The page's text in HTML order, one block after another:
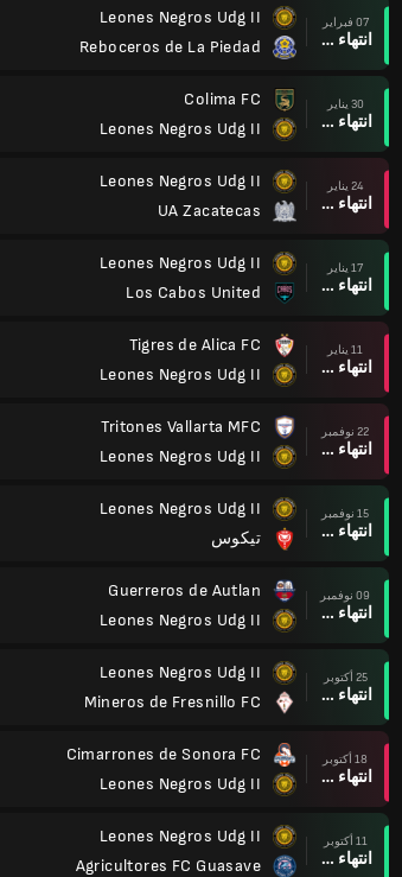
07 فبراير
انتهاء وقت المباراة
Leones Negros Udg II
Reboceros de La Piedad
30 يناير
انتهاء وقت المباراة
Colima FC
Leones Negros Udg II
24 يناير
انتهاء وقت المباراة
Leones Negros Udg II
UA Zacatecas
17 يناير
انتهاء وقت المباراة
Leones Negros Udg II
Los Cabos United
11 يناير
انتهاء وقت المباراة
Tigres de Alica FC
Leones Negros Udg II
22 نوفمبر
انتهاء وقت المباراة
Tritones Vallarta MFC
Leones Negros Udg II
15 نوفمبر
انتهاء وقت المباراة
Leones Negros Udg II
تيكوس
09 نوفمبر
انتهاء وقت المباراة
Guerreros de Autlan
Leones Negros Udg II
25 أكتوبر
انتهاء وقت المباراة
Leones Negros Udg II
Mineros de Fresnillo FC
18 أكتوبر
انتهاء وقت المباراة
Cimarrones de Sonora FC
Leones Negros Udg II
11 أكتوبر
انتهاء وقت المباراة
Leones Negros Udg II
Agricultores FC Guasave